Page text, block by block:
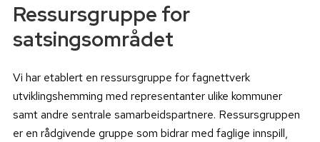
Ressursgruppe for
satsingsområdet
Vi har etablert en ressursgruppe for fagnettverk
utviklingshemming med representanter ulike kommuner
samt andre sentrale samarbeidspartnere. Ressursgruppen
er en rådgivende gruppe som bidrar med faglige innspill,